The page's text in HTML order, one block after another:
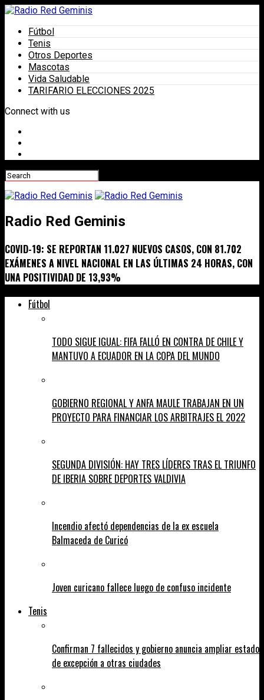
Fútbol
Tenis
Otros Deportes
Mascotas
Vida Saludable
TARIFARIO ELECCIONES 2025
Connect with us
Radio Red Geminis
COVID-19: SE REPORTAN 11.027 NUEVOS CASOS, CON 81.702
EXÁMENES A NIVEL NACIONAL EN LAS ÚLTIMAS 24 HORAS, CON
UNA POSITIVIDAD DE 13,93%
Fútbol
TODO SIGUE IGUAL: FIFA FALLÓ EN CONTRA DE CHILE Y
MANTUVO A ECUADOR EN LA COPA DEL MUNDO
GOBIERNO REGIONAL Y ANFA MAULE TRABAJAN EN UN
PROYECTO PARA FINANCIAR LOS ARBITRAJES EL 2022
SEGUNDA DIVISIÓN: HAY TRES LÍDERES TRAS EL TRIUNFO
DE IBERIA SOBRE DEPORTES VALDIVIA
Incendio afectó dependencias de la ex escuela
Balmaceda de Curicó
Joven curicano fallece luego de confuso incidente
Tenis
Confirman 7 fallecidos y gobierno anuncia ampliar estado
de excepción a otras ciudades